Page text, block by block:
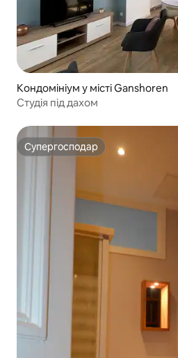
Кондомініум у місті Ganshoren
Студія під дахом
Супергосподар
Супергосподар